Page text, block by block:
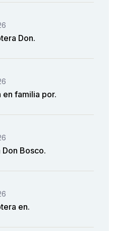
Don.
en familia por.
Don Bosco.
en.